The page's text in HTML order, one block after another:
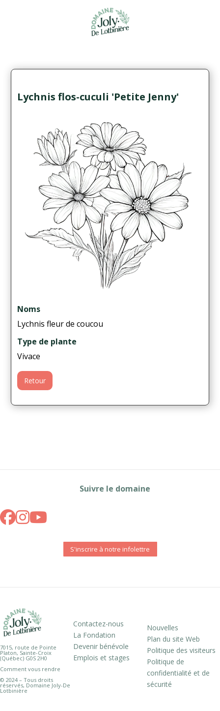
Lychnis flos-cuculi 'Petite Jenny'
Noms
Lychnis fleur de coucou
Type de plante
Vivace
Retour
Suivre le domaine
S'inscrire à notre infolettre
7015, route de Pointe
Platon, Sainte-Croix
(Québec) G0S 2H0
Comment vous rendre
© 2024 – Tous droits
réservés, Domaine Joly-De
Lotbinière
Contactez-nous
La Fondation
Devenir bénévole
Emplois et stages
Nouvelles
Plan du site Web
Politique des visiteurs
Politique de
confidentialité et de
sécurité